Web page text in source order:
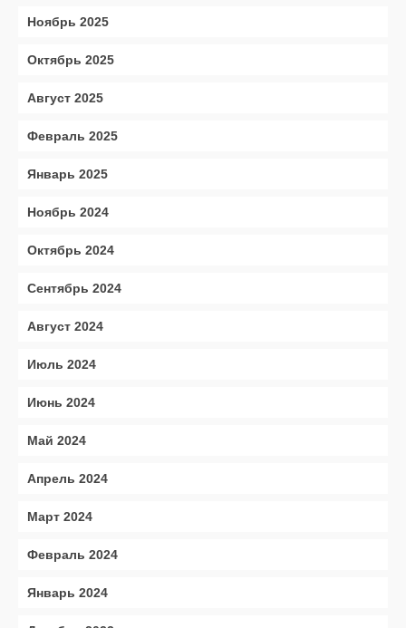
Ноябрь 2025
Октябрь 2025
Август 2025
Февраль 2025
Январь 2025
Ноябрь 2024
Октябрь 2024
Сентябрь 2024
Август 2024
Июль 2024
Июнь 2024
Май 2024
Апрель 2024
Март 2024
Февраль 2024
Январь 2024